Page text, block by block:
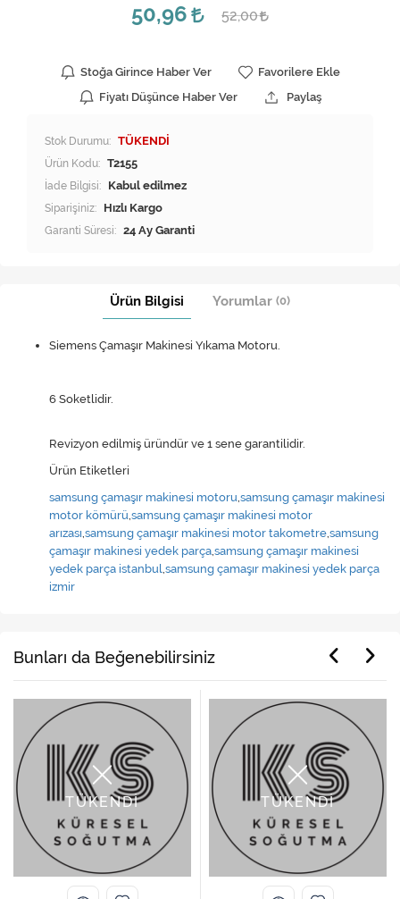
Şofben ve Termosifon
50,96
52,00
Stoğa Girince Haber Ver
Favorilere Ekle
Fiyatı Düşünce Haber Ver
Paylaş
Stok Durumu: TÜKENDİ
Ürün Kodu: T2155
İade Bilgisi:
Siparişiniz: Hızlı Kargo
Garanti Süresi: 24 Ay Garanti
Ürün Bilgisi Yorumlar (0)
Siemens Çamaşır Makinesi Yıkama Motoru.
6 Soketlidir.
Revizyon edilmiş üründür ve 1 sene garantilidir.
Ürün Etiketleri
samsung çamaşır makinesi motoru,samsung çamaşır makinesi
motor kömürü,samsung çamaşır makinesi motor
arızası,samsung çamaşır makinesi motor takometre,samsung
çamaşır makinesi yedek parça,samsung çamaşır makinesi
yedek parça istanbul,samsung çamaşır makinesi yedek parça
izmir
Bunları da Beğenebilirsiniz
TÜKENDİ TÜKENDİ